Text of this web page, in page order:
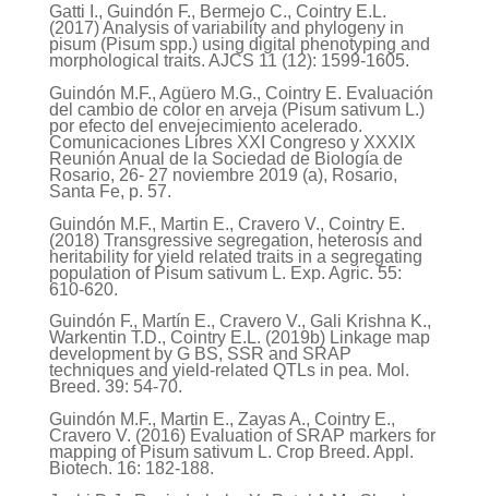
Gatti I., Guindón F., Bermejo C., Cointry E.L.
(2017) Analysis of variability and phylogeny in
pisum (Pisum spp.) using digital phenotyping and
morphological traits. AJCS 11 (12): 1599-1605.
Guindón M.F., Agüero M.G., Cointry E. Evaluación
del cambio de color en arveja (Pisum sativum L.)
por efecto del envejecimiento acelerado.
Comunicaciones Libres XXI Congreso y XXXIX
Reunión Anual de la Sociedad de Biología de
Rosario, 26- 27 noviembre 2019 (a), Rosario,
Santa Fe, p. 57.
Guindón M.F., Martin E., Cravero V., Cointry E.
(2018) Transgressive segregation, heterosis and
heritability for yield related traits in a segregating
population of Pisum sativum L. Exp. Agric. 55:
610-620.
Guindón F., Martín E., Cravero V., Gali Krishna K.,
Warkentin T.D., Cointry E.L. (2019b) Linkage map
development by G BS, SSR and SRAP
techniques and yield-related QTLs in pea. Mol.
Breed. 39: 54-70.
Guindón M.F., Martin E., Zayas A., Cointry E.,
Cravero V. (2016) Evaluation of SRAP markers for
mapping of Pisum sativum L. Crop Breed. Appl.
Biotech. 16: 182-188.